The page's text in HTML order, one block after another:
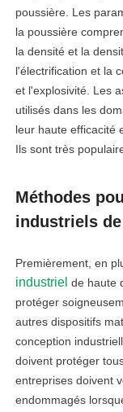
poussière. Les
la poussière
la densité et la
l'électrification et la
et l'explosivité. Les
utilisés dans les
leur haute efficacité
Ils sont très
Méthodes
industriels
Premièrement, en
industriel de haute
protéger
autres dispositifs
conception
doivent protéger
entreprises doivent
endommagés